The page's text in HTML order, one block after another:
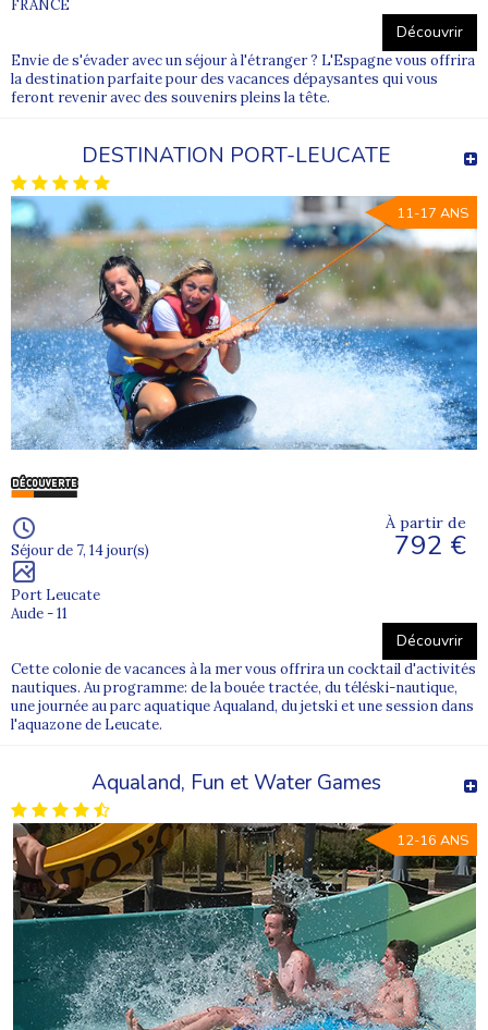
FRANCE
Découvrir
Envie de s'évader avec un séjour à l'étranger ? L'Espagne vous offrira
la destination parfaite pour des vacances dépaysantes qui vous
feront revenir avec des souvenirs pleins la tête.
DESTINATION PORT-LEUCATE
11-17 ANS
Séjour de 7, 14 jour(s)
Port Leucate
Aude - 11
À partir de
792 €
Découvrir
Cette colonie de vacances à la mer vous offrira un cocktail d'activités
nautiques. Au programme: de la bouée tractée, du téléski-nautique,
une journée au parc aquatique Aqualand, du jetski et une session dans
l'aquazone de Leucate.
Aqualand, Fun et Water Games
12-16 ANS